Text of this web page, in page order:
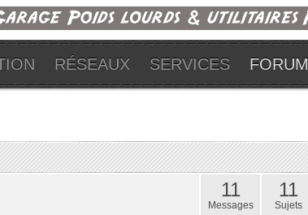
RÉSEAUX SERVICES FORUM
11
Messages
11
Sujets